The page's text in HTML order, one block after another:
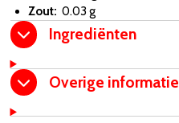
Zout: 0.03 g
Ingrediënten
Overige informatie